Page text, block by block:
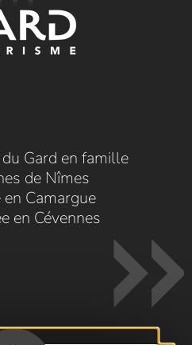
Gard en famille
de Nîmes
en Camargue
en Cévennes